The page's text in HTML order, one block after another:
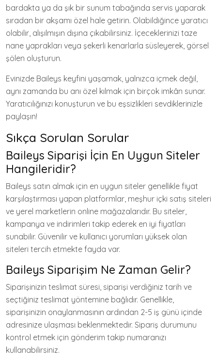
bardakta ya da şık bir sunum tabağında servis yaparak
sıradan bir akşamı özel hale getirin. Olabildiğince yaratıcı
olabilir, alışılmışın dışına çıkabilirsiniz. İçeceklerinizi taze
nane yaprakları veya şekerli kenarlarla süsleyerek, görsel
şölen oluşturun.
Evinizde Baileys keyfini yaşamak, yalnızca içmek değil,
aynı zamanda bu anı özel kılmak için birçok imkân sunar.
Yaratıcılığınızı konuşturun ve bu eşsizlikleri sevdiklerinizle
paylaşın!
Sıkça Sorulan Sorular
Baileys Siparişi İçin En Uygun Siteler
Hangileridir?
Baileys satın almak için en uygun siteler genellikle fiyat
karşılaştırması yapan platformlar, meşhur içki satış siteleri
ve yerel marketlerin online mağazalarıdır. Bu siteler,
kampanya ve indirimleri takip ederek en iyi fiyatları
sunabilir. Güvenilir ve kullanıcı yorumları yüksek olan
siteleri tercih etmekte fayda var.
Baileys Siparişim Ne Zaman Gelir?
Siparişinizin teslimat süresi, siparişi verdiğiniz tarih ve
seçtiğiniz teslimat yöntemine bağlıdır. Genellikle,
siparişinizin onaylanmasının ardından 2-5 iş günü içinde
adresinize ulaşması beklenmektedir. Sipariş durumunu
kontrol etmek için gönderim takip numaranızı
kullanabilirsiniz.